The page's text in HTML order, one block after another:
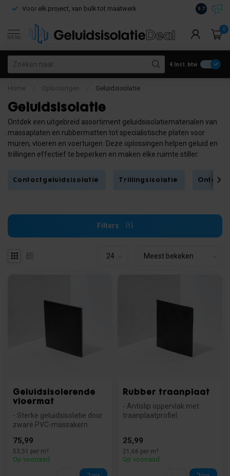
Voor elk project, van bulk tot maatwerk Gratis
9.7
MENU
0
€ Incl. btw
Home Oplossingen Geluidsisolatie
Geluidsisolatie
Ontdek een uitgebreid assortiment geluidsisolatiematerialen van
massaplaten en rubbermatten tot specialistische platen voor
muren, vloeren en voertuigen. Deze oplossingen helpen geluid en
trillingen effectief te beperken en maken elke ruimte stiller.
Contactgeluidsisolatie Trillingsisolatie
Filters
Geluidsisolerende
vloermat
- Sterke geluidsisolatie door
zware PVC-massakern.
kunst...
75,99
53,51 per m²
Op voorraad
Rubber traanplaat
- Antislip oppervlak met
traanplaatprofiel.
25,99
21,66 per m²
Op voorraad